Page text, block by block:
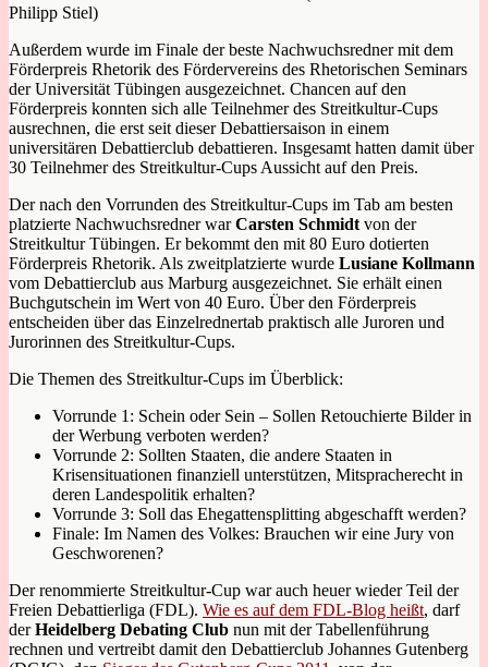
Philipp Stiel)
Außerdem wurde im Finale der beste Nachwuchsredner mit dem
Förderpreis Rhetorik des Fördervereins des Rhetorischen Seminars
der Universität Tübingen ausgezeichnet. Chancen auf den
Förderpreis konnten sich alle Teilnehmer des Streitkultur-Cups
ausrechnen, die erst seit dieser Debattiersaison in einem
universitären Debattierclub debattieren. Insgesamt hatten damit über
30 Teilnehmer des Streitkultur-Cups Aussicht auf den Preis.
Der nach den Vorrunden des Streitkultur-Cups im Tab am besten
platzierte Nachwuchsredner warCarsten Schmidt von der
Streitkultur Tübingen. Er bekommt den mit 80 Euro dotierten
Förderpreis Rhetorik. Als zweitplatzierte wurde Lusiane Kollmann
vom Debattierclub aus Marburg ausgezeichnet. Sie erhält einen
Buchgutschein im Wert von 40 Euro. Über den Förderpreis
entscheiden über das Einzelrednertab praktisch alle Juroren und
Jurorinnen des Streitkultur-Cups.
Die Themen des Streitkultur-Cups im Überblick:
Vorrunde 1: Schein oder Sein – Sollen Retouchierte Bilder in
der Werbung verboten werden?
Vorrunde 2: Sollten Staaten, die andere Staaten in
Krisensituationen finanziell unterstützen, Mitspracherecht in
deren Landespolitik erhalten?
Vorrunde 3: Soll das Ehegattensplitting abgeschafft werden?
Finale: Im Namen des Volkes: Brauchen wir eine Jury von
Geschworenen?
Der renommierte Streitkultur-Cup war auch heuer wieder Teil der
Freien Debattierliga (FDL). Wie es auf dem FDL-Blog heißt, darf
derHeidelberg Debating Club nun mit der Tabellenführung
rechnen und vertreibt damit den Debattierclub Johannes Gutenberg